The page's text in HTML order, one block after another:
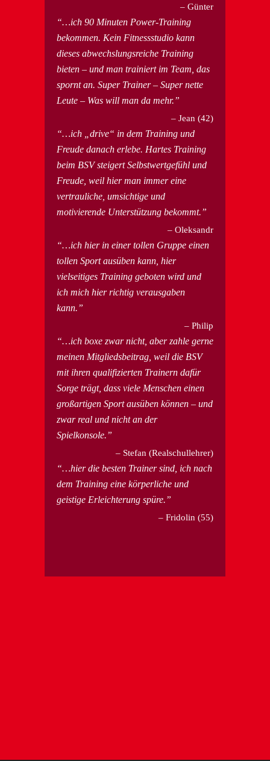
Günter
…ich 90 Minuten Power-Training
bekommen. Kein Fitnessstudio kann
dieses abwechslungsreiche Training
bieten – und man trainiert im Team, das
spornt an. Super Trainer – Super nette
Leute – Was will man da mehr.
Jean (42)
…ich „drive“ in dem Training und
Freude danach erlebe. Hartes Training
beim BSV steigert Selbstwertgefühl und
Freude, weil hier man immer eine
vertrauliche, umsichtige und
motivierende Unterstützung bekommt.
Oleksandr
…ich hier in einer tollen Gruppe einen
tollen Sport ausüben kann, hier
vielseitiges Training geboten wird und
ich mich hier richtig verausgaben
kann.
Philip
…ich boxe zwar nicht, aber zahle gerne
meinen Mitgliedsbeitrag, weil die BSV
mit ihren qualifizierten Trainern dafür
Sorge trägt, dass viele Menschen einen
großartigen Sport ausüben können – und
zwar real und nicht an der
Spielkonsole.
Stefan (Realschullehrer)
…hier die besten Trainer sind, ich nach
dem Training eine körperliche und
geistige Erleichterung spüre.
Fridolin (55)